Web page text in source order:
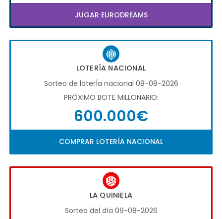
JUGAR EURODREAMS
LOTERÍA NACIONAL
Sorteo de loterÍa nacional 08-08-2026
PRÓXIMO BOTE MILLONARIO:
600.000€
COMPRAR LOTERÍA NACIONAL
LA QUINIELA
Sorteo del día 09-08-2026